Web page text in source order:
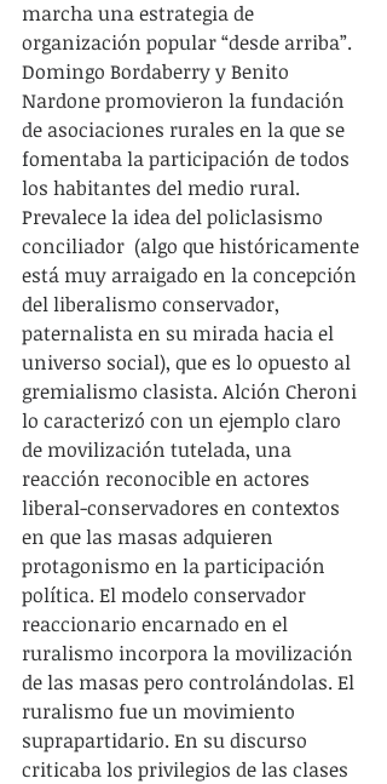
marcha una estrategia de
organización popular “desde arriba”.
Domingo Bordaberry y Benito
Nardone promovieron la fundación
de asociaciones rurales en la que se
fomentaba la participación de todos
los habitantes del medio rural.
Prevalece la idea del policlasismo
conciliador  (algo que históricamente
está muy arraigado en la concepción
del liberalismo conservador,
paternalista en su mirada hacia el
universo social), que es lo opuesto al
gremialismo clasista. Alción Cheroni
lo caracterizó con un ejemplo claro
de movilización tutelada, una
reacción reconocible en actores
liberal-conservadores en contextos
en que las masas adquieren
protagonismo en la participación
política. El modelo conservador
reaccionario encarnado en el
ruralismo incorpora la movilización
de las masas pero controlándolas. El
ruralismo fue un movimiento
suprapartidario. En su discurso
criticaba los privilegios de las clases